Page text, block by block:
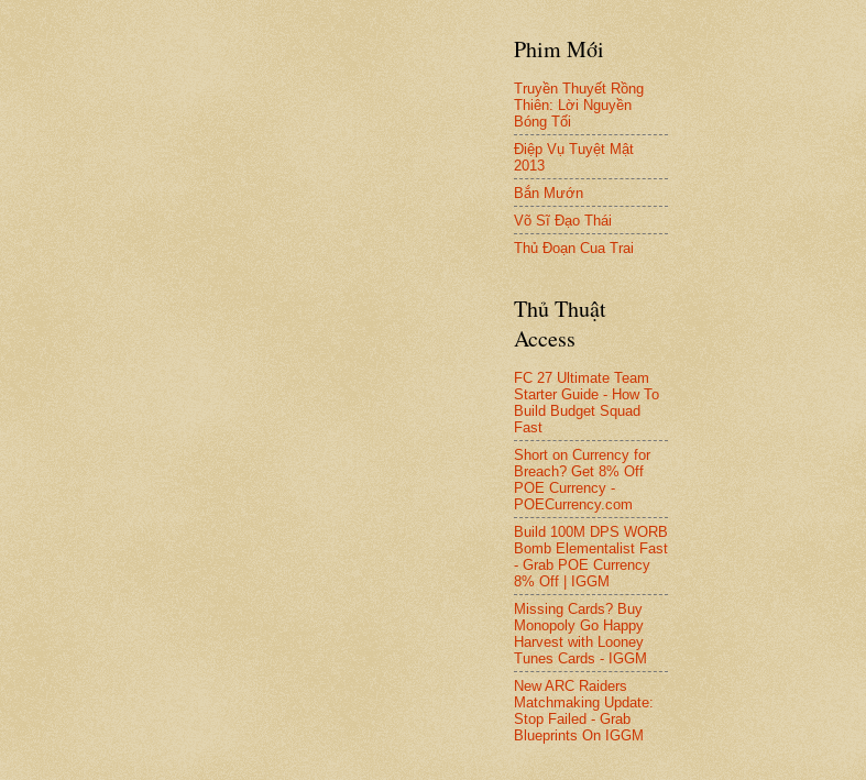
Phim Mới
Truyền Thuyết Rồng
Thiên: Lời Nguyền
Bóng Tối
Điệp Vụ Tuyệt Mật
2013
Bắn Mướn
Võ Sĩ Đạo Thái
Thủ Đoạn Cua Trai
Thủ Thuật
Access
FC 27 Ultimate Team
Starter Guide - How To
Build Budget Squad
Fast
Short on Currency for
Breach? Get 8% Off
POE Currency -
POECurrency.com
Build 100M DPS WORB
Bomb Elementalist Fast
- Grab POE Currency
8% Off | IGGM
Missing Cards? Buy
Monopoly Go Happy
Harvest with Looney
Tunes Cards - IGGM
New ARC Raiders
Matchmaking Update:
Stop Failed - Grab
Blueprints On IGGM